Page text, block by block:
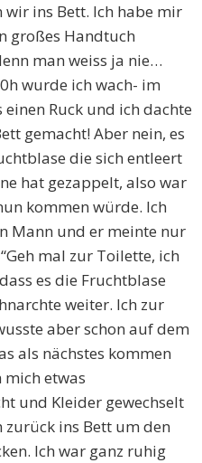
wir ins Bett. Ich habe mir
großes Handtuch
man weiss ja nie…
wurde ich wach- im
Ruck und ich dachte
gemacht! Aber nein, es
die sich entleert
hat gezappelt, also war
kommen würde. Ich
Mann und er meinte nur
mal zur Toilette, ich
es die Fruchtblase
weiter. Ich zur
aber schon auf dem
als nächstes kommen
mich etwas
und Kleider gewechselt
zurück ins Bett um den
Ich war ganz ruhig